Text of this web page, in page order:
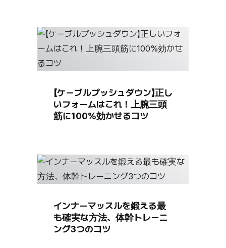
【ケーブルプッシュダウン】正し
いフォームはこれ！上腕三頭
筋に100%効かせるコツ
インナーマッスルを鍛える最
も確実な方法、体幹トレーニ
ング3つのコツ